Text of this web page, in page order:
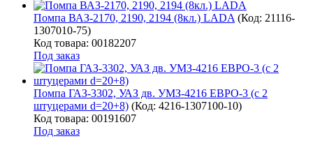
Помпа ВАЗ-2170, 2190, 2194 (8кл.) LADA (Код: 21116-
1307010-75)
Код товара: 00182207
Под заказ
Помпа ГАЗ-3302, УАЗ дв. УМЗ-4216 ЕВРО-3 (с 2
штуцерами d=20+8) (Код: 4216-1307100-10)
Код товара: 00191607
Под заказ